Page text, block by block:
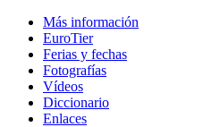
Más información
EuroTier
Ferias y fechas
Fotografías
Vídeos
Diccionario
Enlaces